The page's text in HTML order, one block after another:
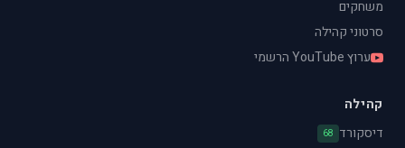
משחקים
סרטוני קהילה
ערוץ YouTube הרשמי
קהילה
דיסקורד 68